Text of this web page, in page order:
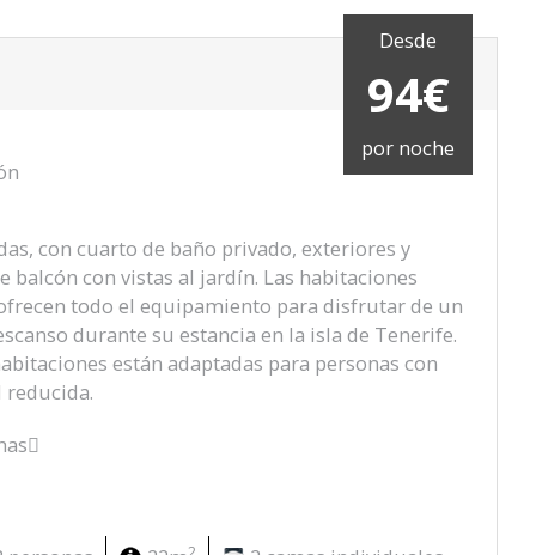
Desde
94€
por noche
con cuarto de baño privado, exteriores y
balcón con vistas al jardín. Las habitaciones
todo el equipamiento para disfrutar de un
durante su estancia en la isla de Tenerife.
están adaptadas para personas con